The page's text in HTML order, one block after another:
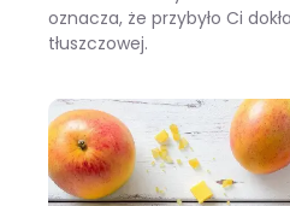
oznacza, że przybyło Ci
tłuszczowej.